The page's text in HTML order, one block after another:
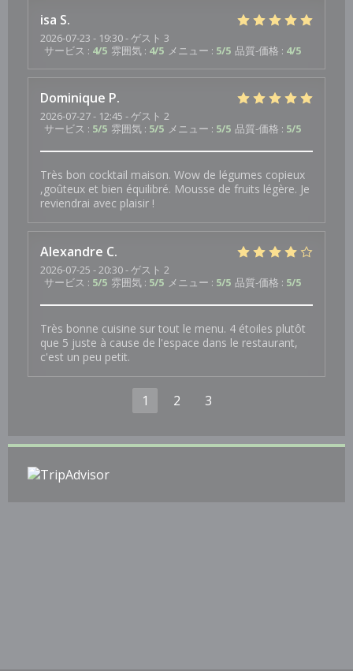
isa S
2026-07-23 - 19:30 - ゲスト 3
サービス : 4/5 雰囲気 : 4/5 メニュー : 5/5 品質-価格 : 4/5
Dominique P
2026-07-27- 12:45 - ゲスト 2
サービス : 5/5 雰囲気 : 5/5 メニュー : 5/5 品質-価格 : 5/5
Très bon cocktail maison. Wow de légumes copieux
,goûteux et bien équilibré. Mousse de fruits légère. Je
reviendrai avec plaisir !
Alexandre C
2026-07-25 - 20:30 - ゲスト 2
サービス : 5/5 雰囲気 : 5/5 メニュー : 5/5 品質-価格 : 5/5
Très bonne cuisine sur tout le menu. 4 étoiles plutôt
que 5 juste à cause de l'espace dans le restaurant,
c'est un peu petit.
1 2 3